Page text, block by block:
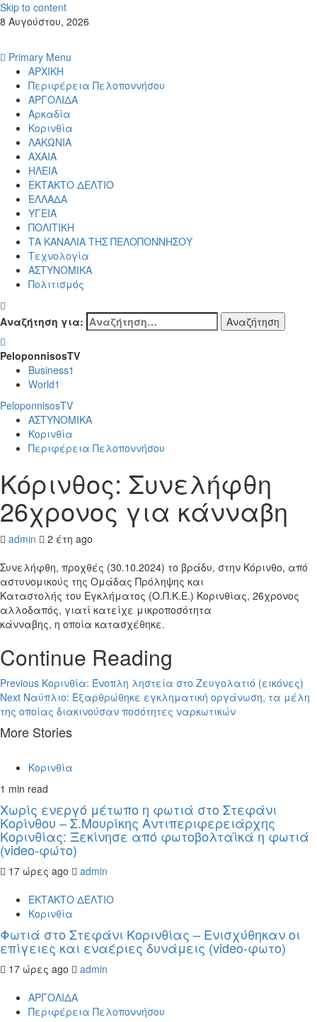
Skip to content
8 Αυγούστου, 2026
Primary Menu
ΑΡΧΙΚΗ
Περιφέρεια Πελοποννήσου
ΑΡΓΟΛΙΔΑ
Αρκαδία
Κορινθία
ΛΑΚΩΝΙΑ
ΑΧΑΙΑ
ΗΛΕΙΑ
ΕΚΤΑΚΤΟ ΔΕΛΤΙΟ
ΕΛΛΑΔΑ
ΥΓΕΙΑ
ΠΟΛΙΤΙΚΗ
ΤΑ ΚΑΝΑΛΙΑ ΤΗΣ ΠΕΛΟΠΟΝΝΗΣΟΥ
Τεχνολογία
ΑΣΤΥΝΟΜΙΚΑ
Πολιτισμός
Αναζήτηση για:
PeloponnisosTV
Business1
World1
PeloponnisosTV
ΑΣΤΥΝΟΜΙΚΑ
Κορινθία
Περιφέρεια Πελοποννήσου
Κόρινθος: Συνελήφθη
26χρονος για κάνναβη
admin
2 έτη ago
Συνελήφθη, προχθές (30.10.2024) το βράδυ, στην Κόρινθο, από
αστυνομικούς της Ομάδας Πρόληψης και
Καταστολής του Εγκλήματος (Ο.Π.Κ.Ε.) Κορινθίας, 26χρονος
αλλοδαπός, γιατί κατείχε μικροποσότητα
κάνναβης, η οποία κατασχέθηκε.
Continue Reading
Previous Κορινθία: Ένοπλη ληστεία στο Ζευγολατιό (εικόνες)
Next Ναύπλιο: Εξαρθρώθηκε εγκληματική οργάνωση, τα μέλη
της οποίας διακινούσαν ποσότητες ναρκωτικών
More Stories
Κορινθία
1 min read
Χωρίς ενεργό μέτωπο η φωτιά στο Στεφάνι
Κορίνθου – Σ.Μουρίκης Αντιπεριφερειάρχης
Κορινθίας: Ξεκίνησε από φωτοβολταϊκά η φωτιά
(video-φώτο)
17 ώρες ago
admin
ΕΚΤΑΚΤΟ ΔΕΛΤΙΟ
Κορινθία
Φωτιά στο Στεφάνι Κορινθίας – Ενισχύθηκαν οι
επίγειες και εναέριες δυνάμεις (video-φωτο)
17 ώρες ago
admin
ΑΡΓΟΛΙΔΑ
Περιφέρεια Πελοποννήσου